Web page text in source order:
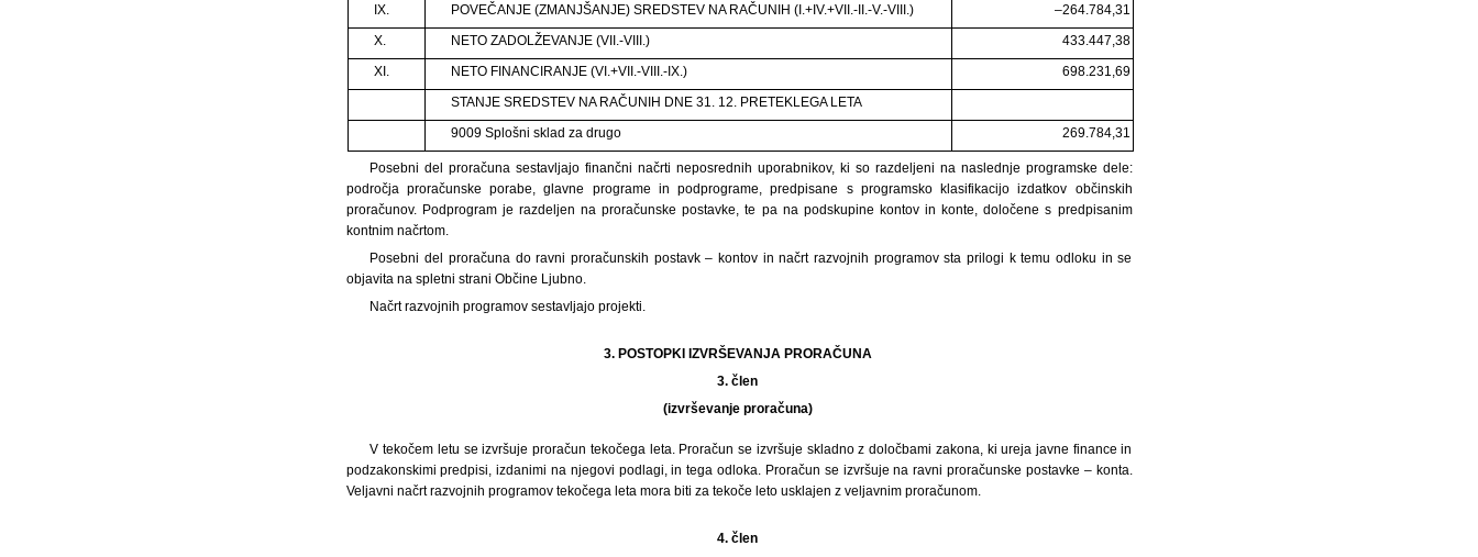
IX.
POVEČANJE (ZMANJŠANJE) SREDSTEV NA RAČUNIH (I.+IV.+VII.-II.-V.-VIII.)
–264.784,31
X.
NETO ZADOLŽEVANJE (VII.-VIII.)
433.447,38
XI.
NETO FINANCIRANJE (VI.+VII.-VIII.-IX.)
698.231,69
STANJE SREDSTEV NA RAČUNIH DNE 31. 12. PRETEKLEGA LETA
9009 Splošni sklad za drugo
269.784,31
Posebni del proračuna sestavljajo finančni načrti neposrednih uporabnikov, ki so razdeljeni na naslednje programske dele:
področja proračunske porabe, glavne programe in podprograme, predpisane s programsko klasifikacijo izdatkov občinskih
proračunov. Podprogram je razdeljen na proračunske postavke, te pa na podskupine kontov in konte, določene s predpisanim
kontnim načrtom.
Posebni del proračuna do ravni proračunskih postavk – kontov in načrt razvojnih programov sta prilogi k temu odloku in se
objavita na spletni strani Občine Ljubno.
Načrt razvojnih programov sestavljajo projekti.
3. POSTOPKI IZVRŠEVANJA PRORAČUNA
3. člen
(izvrševanje proračuna)
V tekočem letu se izvršuje proračun tekočega leta. Proračun se izvršuje skladno z določbami zakona, ki ureja javne finance in
podzakonskimi predpisi, izdanimi na njegovi podlagi, in tega odloka. Proračun se izvršuje na ravni proračunske postavke – konta.
Veljavni načrt razvojnih programov tekočega leta mora biti za tekoče leto usklajen z veljavnim proračunom.
4. člen